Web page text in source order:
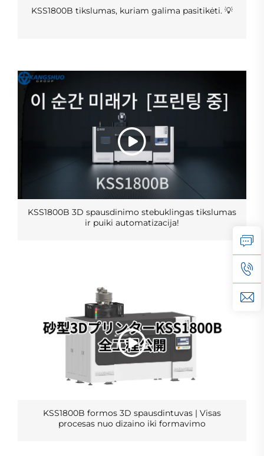
KSS1800B tikslumas, kuriam galima pasitikėti. 💡
KSS1800B 3D spausdinimo stebuklingas tikslumas
ir puiki automatizacija!
KSS1800B formos 3D spausdintuvas | Visas
procesas nuo dizaino iki formavimo